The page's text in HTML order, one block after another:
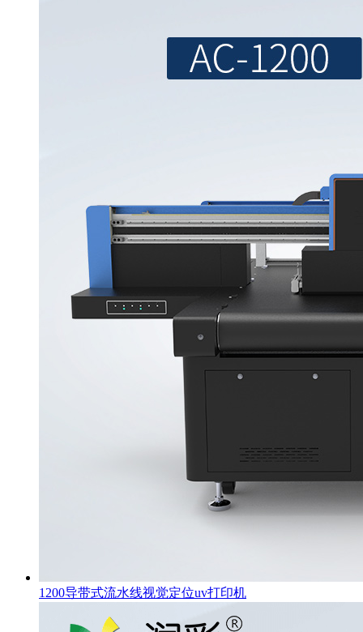
1200导带式流水线视觉定位uv打印机